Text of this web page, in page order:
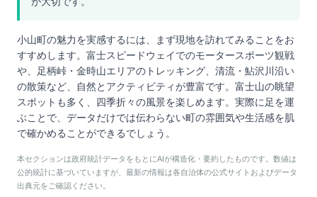
小山町の魅力を実感するには、まず現地を訪れてみることをお
すすめします。富士スピードウェイでのモータースポーツ観戦
や、足柄峠・金時山エリアのトレッキング、清流・鮎沢川沿い
の散策など、自然とアクティビティが豊富です。富士山の眺望
スポットも多く、四季折々の風景を楽しめます。実際に足を運
ぶことで、データだけでは伝わらない町の雰囲気や生活感を肌
で確かめることができるでしょう。
本セクションは政府統計データをもとにAIが構造化・要約したものです。数値は
公的統計に基づいていますが、最新の情報は各自治体の公式サイトおよびデータ
出典元をご確認ください。